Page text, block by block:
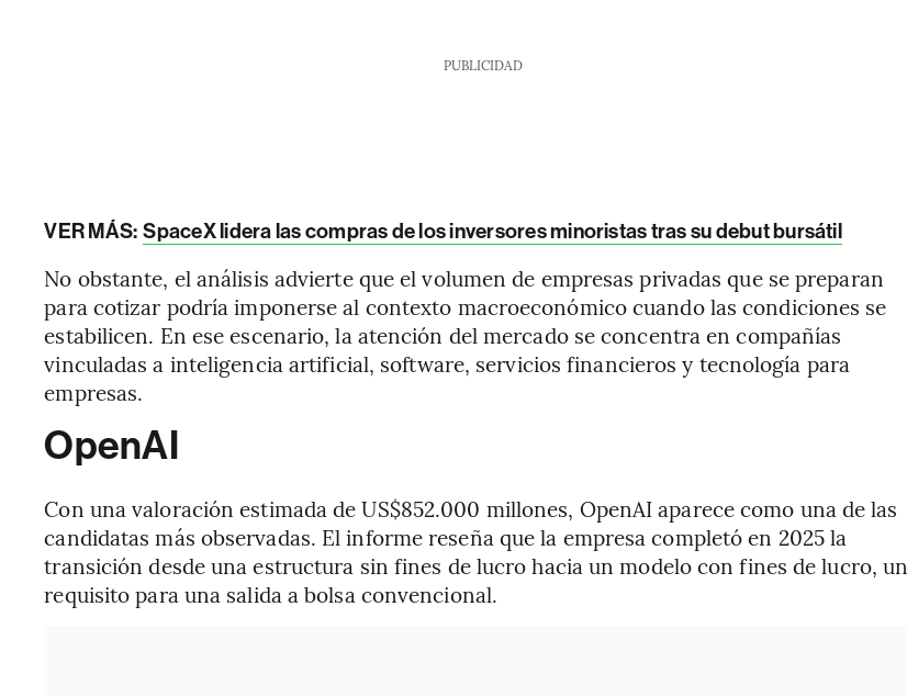
PUBLICIDAD
VER MÁS: SpaceX lidera las compras de los inversores minoristas tras su debut bursátil
No obstante, el análisis advierte que el volumen de empresas privadas que se preparan
para cotizar podría imponerse al contexto macroeconómico cuando las condiciones se
estabilicen. En ese escenario, la atención del mercado se concentra en compañías
vinculadas a inteligencia artificial, software, servicios financieros y tecnología para
empresas.
OpenAI
Con una valoración estimada de US$852.000 millones, OpenAI aparece como una de las
candidatas más observadas. El informe reseña que la empresa completó en 2025 la
transición desde una estructura sin fines de lucro hacia un modelo con fines de lucro, un
requisito para una salida a bolsa convencional.